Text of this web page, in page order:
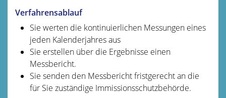
Verfahrensablauf
Sie werten die kontinuierlichen Messungen eines
jeden Kalenderjahres aus
Sie erstellen über die Ergebnisse einen
Messbericht.
Sie senden den Messbericht fristgerecht an die
für Sie zuständige Immissionsschutzbehörde.